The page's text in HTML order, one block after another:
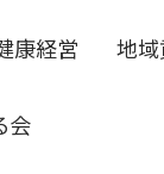
康経営 地
会